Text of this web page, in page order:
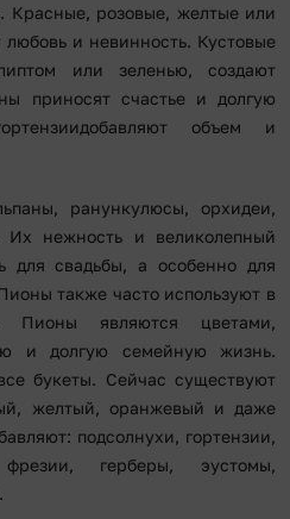
Красные, розовые, желтые или
и невинность. Кустовые
или зеленью, создают
приносят счастье и долгую
объем и
ранункулюсы, орхидеи,
Их нежность и великолепный
для свадьбы, а особенно для
также часто используют в
Пионы являются цветами,
и долгую семейную жизнь.
букеты. Сейчас существуют
желтый, оранжевый и даже
подсолнухи, гортензии,
герберы, эустомы,